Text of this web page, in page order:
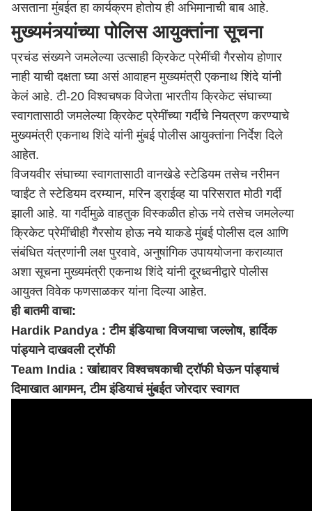
असताना मुंबईत हा कार्यक्रम होतोय ही अभिमानाची बाब आहे.
मुख्यमंत्र्यांच्या पोलिस आयुक्तांना सूचना
प्रचंड संख्यने जमलेल्या उत्साही क्रिकेट प्रेमींची गैरसोय होणार
नाही याची दक्षता घ्या असं आवाहन मुख्यमंत्री एकनाथ शिंदे यांनी
केलं आहे. टी-20 विश्वचषक विजेता भारतीय क्रिकेट संघाच्या
स्वागतासाठी जमलेल्या क्रिकेट प्रेमींच्या गर्दींचे नियत्रण करण्याचे
मुख्यमंत्री एकनाथ शिंदे यांनी मुंबई पोलीस आयुक्तांना निर्देश दिले
आहेत.
विजयवीर संघाच्या स्वागतासाठी वानखेडे स्टेडियम तसेच नरीमन
प्वाईंट ते स्टेडियम दरम्यान, मरिन ड्राईव्ह या परिसरात मोठी गर्दी
झाली आहे. या गर्दीमुळे वाहतुक विस्कळीत होऊ नये तसेच जमलेल्या
क्रिकेट प्रेमींचीही गैरसोय होऊ नये याकडेमुंबईपोलीस दल आणि
संबंधित यंत्रणांनी लक्ष पुरवावे, अनुषांगिक उपाययोजना कराव्यात
अशा सूचना मुख्यमंत्रीएकनाथ शिंदेयांनी दूरध्वनीद्वारे पोलीस
आयुक्त विवेक फणसाळकर यांना दिल्या आहेत.
ही बातमी वाचा:
Hardik Pandya : टीम इंडियाचा विजयाचा जल्लोष, हार्दिक
पांड्याने दाखवली ट्रॉफी
Team India : खांद्यावर विश्वचषकाची ट्रॉफी घेऊन पांड्याचं
दिमाखात आगमन, टीम इंडियाचं मुंबईत जोरदार स्वागत